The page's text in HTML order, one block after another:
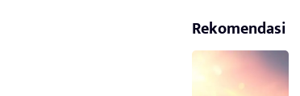
Rekomendasi